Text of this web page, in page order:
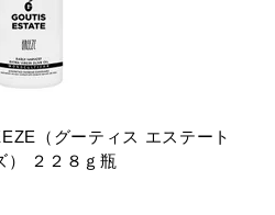
（グーティス エステート
）
２２８ｇ瓶